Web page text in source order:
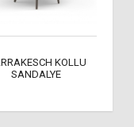
KOLLU
SANDALYE